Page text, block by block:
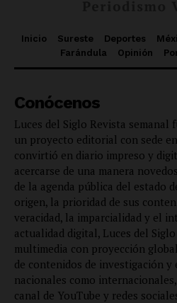
Inicio Sureste Deportes
Farándula
Opinión
Conócenos
Luces del Siglo Revista semanal
un proyecto editorial con sede
convirtió en diario impreso y
acercarse de una manera
de la agenda pública del estado
origen, la prioridad de sus
veracidad, la imparcialidad y el
actualidad digital, Luces del
multimedia con proyección
de contenidos de investigación
nacionales como
canal de YouTube y redes